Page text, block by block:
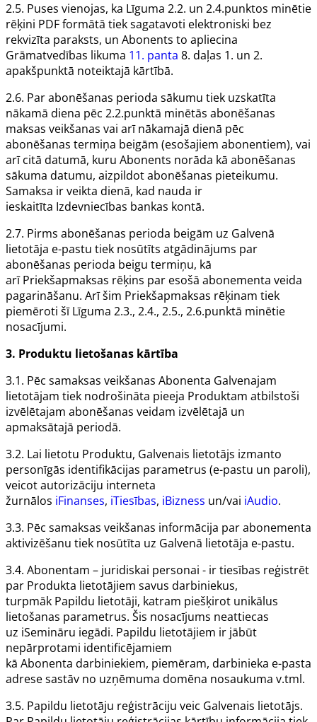
2.5. Puses vienojas, ka Līguma 2.2. un 2.4.punktos minētie
rēķini PDF formātā tiek sagatavoti elektroniski bez
rekvizīta paraksts, un Abonents to apliecina
Grāmatvedības likuma 11. panta 8. daļas 1. un 2.
apakšpunktā noteiktajā kārtībā.
2.6. Par abonēšanas perioda sākumu tiek uzskatīta
nākamā diena pēc 2.2.punktā minētās abonēšanas
maksas veikšanas vai arī nākamajā dienā pēc
abonēšanas termiņa beigām (esošajiem abonentiem), vai
arī citā datumā, kuru Abonents norāda kā abonēšanas
sākuma datumu, aizpildot abonēšanas pieteikumu.
Samaksa ir veikta dienā, kad nauda ir
ieskaitīta Izdevniecības bankas kontā.
2.7. Pirms abonēšanas perioda beigām uz Galvenā
lietotāja e-pastu tiek nosūtīts atgādinājums par
abonēšanas perioda beigu termiņu, kā
arīPriekšapmaksas rēķins par esošā abonementa veida
pagarināšanu. Arī šim Priekšapmaksas rēķinam tiek
piemēroti šīLīguma 2.3., 2.4., 2.5., 2.6.punktā minētie
nosacījumi.
3. Produktu lietošanas kārtība
3.1. Pēc samaksas veikšanas Abonenta Galvenajam
lietotājam tiek nodrošināta pieeja Produktam atbilstoši
izvēlētajam abonēšanas veidam izvēlētajā un
apmaksātajā periodā.
3.2. Lai lietotu Produktu, Galvenais lietotājs izmanto
personīgās identifikācijas parametrus (e-pastu un paroli),
veicot autorizāciju interneta
žurnālos iFinanses, iTiesības, iBizness un/vai iAudio.
3.3. Pēc samaksas veikšanas informācija par abonementa
aktivizēšanu tiek nosūtīta uz Galvenā lietotāja e-pastu.
3.4. Abonentam – juridiskai personai - ir tiesības reģistrēt
par Produkta lietotājiem savus darbiniekus,
turpmāk Papildu lietotāji, katram piešķirot unikālus
lietošanas parametrus. Šis nosacījums neattiecas
uz iSemināru iegādi. Papildu lietotājiem ir jābūt
nepārprotami identificējamiem
kā Abonenta darbiniekiem, piemēram, darbinieka e-pasta
adrese sastāv no uzņēmuma domēna nosaukuma v.tml.
3.5. Papildu lietotāju reģistrāciju veic Galvenais lietotājs.